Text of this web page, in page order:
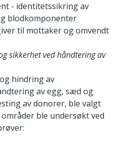
- identitetssikring av
blodkomponenter
til mottaker og omvendt
sikkerhet ved håndtering av
hindring av
av egg, sæd og
av donorer, ble valgt
ble undersøkt ved